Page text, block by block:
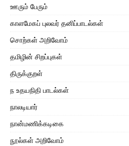
ஊரும் பேரும்
காளமேகப் புலவர் தனிப்பாடல்கள்
சொற்கள் அறிவோம்
தமிழின் சிறப்புகள்
திருக்குறள்
ந உதயநிதி பாடல்கள்
நாலடியார்
நான்மணிக்கடிகை
நூல்கள் அறிவோம்